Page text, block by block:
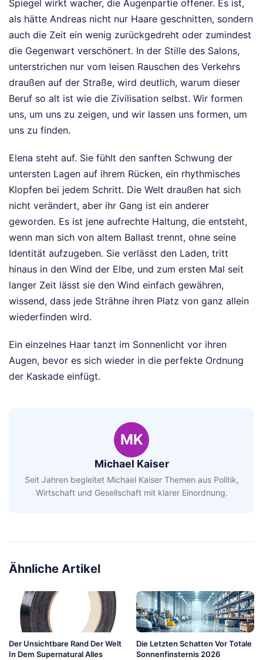
Spiegel wirkt wacher, die Augenpartie offener. Es ist,
als hätte Andreas nicht nur Haare geschnitten, sondern
auch die Zeit ein wenig zurückgedreht oder zumindest
die Gegenwart verschönert. In der Stille des Salons,
unterstrichen nur vom leisen Rauschen des Verkehrs
draußen auf der Straße, wird deutlich, warum dieser
Beruf so alt ist wie die Zivilisation selbst. Wir formen
uns, um uns zu zeigen, und wir lassen uns formen, um
uns zu finden.
Elena steht auf. Sie fühlt den sanften Schwung der
untersten Lagen auf ihrem Rücken, ein rhythmisches
Klopfen bei jedem Schritt. Die Welt draußen hat sich
nicht verändert, aber ihr Gang ist ein anderer
geworden. Es ist jene aufrechte Haltung, die entsteht,
wenn man sich von altem Ballast trennt, ohne seine
Identität aufzugeben. Sie verlässt den Laden, tritt
hinaus in den Wind der Elbe, und zum ersten Mal seit
langer Zeit lässt sie den Wind einfach gewähren,
wissend, dass jede Strähne ihren Platz von ganz allein
wiederfinden wird.
Ein einzelnes Haar tanzt im Sonnenlicht vor ihren
Augen, bevor es sich wieder in die perfekte Ordnung
der Kaskade einfügt.
MK
Michael Kaiser
Seit Jahren begleitet Michael Kaiser Themen aus Politik,
Wirtschaft und Gesellschaft mit klarer Einordnung.
Ähnliche Artikel
Der Unsichtbare Rand Der Welt
In Dem Supernatural Alles
Die Letzten Schatten Vor Totale
Sonnenfinsternis 2026